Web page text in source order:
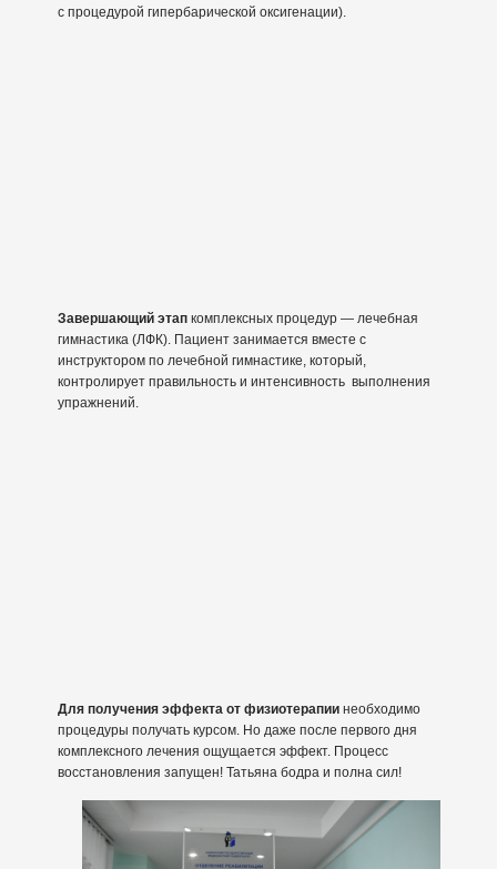
с процедурой гипербарической оксигенации).
Завершающий этапкомплексных процедур — лечебная
гимнастика (ЛФК). Пациент занимается вместе с
инструктором по лечебной гимнастике, который,
контролирует правильность и интенсивность выполнения
упражнений.
Для получения эффекта от физиотерапии необходимо
процедуры получать курсом. Но даже после первого дня
комплексного лечения ощущается эффект. Процесс
восстановления запущен! Татьяна бодра и полна сил!